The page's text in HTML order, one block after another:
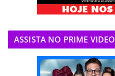
ASSISTA NO PRIME VIDEO